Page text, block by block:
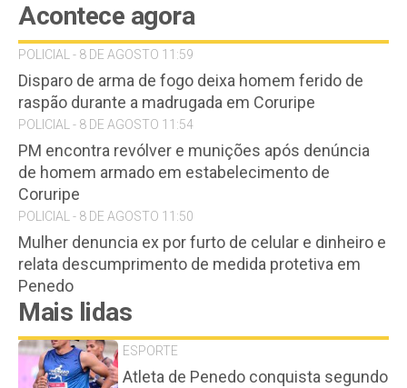
Acontece agora
POLICIAL - 8 DE AGOSTO 11:59
Disparo de arma de fogo deixa homem ferido de
raspão durante a madrugada em Coruripe
POLICIAL - 8 DE AGOSTO 11:54
PM encontra revólver e munições após denúncia
de homem armado em estabelecimento de
Coruripe
POLICIAL - 8 DE AGOSTO 11:50
Mulher denuncia ex por furto de celular e dinheiro e
relata descumprimento de medida protetiva em
Penedo
Mais lidas
ESPORTE
Atleta de Penedo conquista segundo